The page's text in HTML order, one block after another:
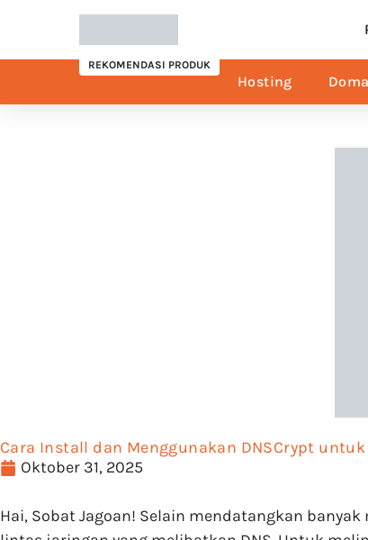
REKOMENDASI PRODUK
Hosting
Cara Install dan Menggunakan DNSCrypt
Oktober 31, 2025
Hai, Sobat Jagoan! Selain mendatangkan